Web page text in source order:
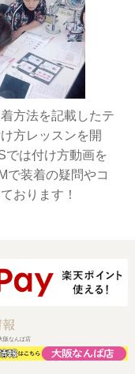
方法を記載したテ
方レッスンを開
では付け方動画を
で装着の疑問やコ
おります！
阪なんば店